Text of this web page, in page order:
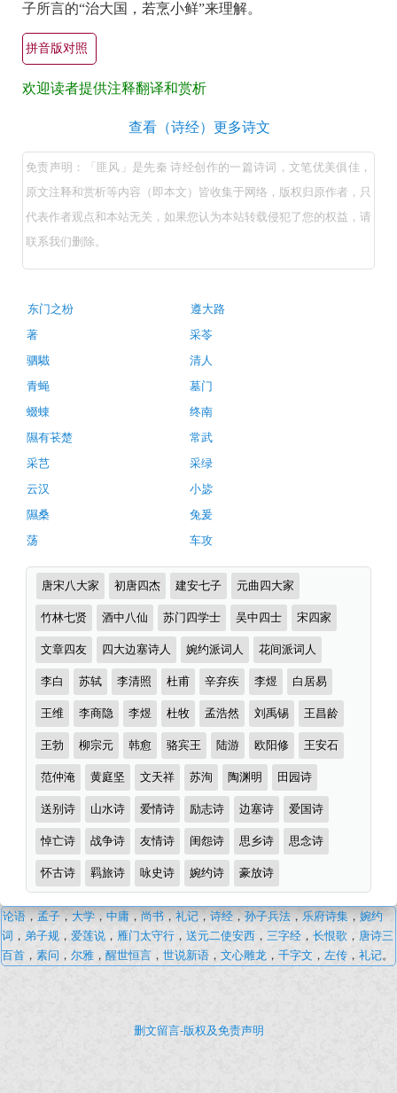
子所言的“治大国，若烹小鲜”来理解。
拼音版对照
欢迎读者提供注释翻译和赏析
风
（先
秦
诗
经）
文
注
（完）-
古
诗
词
查看（诗经）更多诗文
免责声明：「匪风」是先秦 诗经创作的一篇诗词，文笔优美俱佳，
原文注释和赏析等内容（即本文）皆收集于网络，版权归原作者，只
代表作者观点和本站无关，如果您认为本站转载侵犯了您的权益，请
联系我们删除。
古
词
荐
东门之枌
遵大路
著
采苓
驷驖
清人
青蝇
墓门
蝃蝀
终南
隰有苌楚
常武
采芑
采绿
云汉
小毖
隰桑
兔爰
荡
车攻
诗
词
分
类
唐宋八大家 初唐四杰 建安七子 元曲四大家
竹林七贤 酒中八仙 苏门四学士 吴中四士 宋四家
文章四友 四大边塞诗人 婉约派词人 花间派词人
李白 苏轼 李清照 杜甫 辛弃疾 李煜 白居易
王维 李商隐 李煜 杜牧 孟浩然 刘禹锡 王昌龄
王勃 柳宗元 韩愈 骆宾王 陆游 欧阳修 王安石
范仲淹 黄庭坚 文天祥 苏洵 陶渊明 田园诗
送别诗 山水诗 爱情诗 励志诗 边塞诗 爱国诗
悼亡诗 战争诗 友情诗 闺怨诗 思乡诗 思念诗
怀古诗 羁旅诗 咏史诗 婉约诗 豪放诗
匪
风
·
论语，孟子，大学 ，中庸 ， 尚书 ，礼记，诗经 ，孙子兵法 ，乐府诗集，婉约
词 ， 弟子规 ，爱莲说 ， 雁门太守行 ，送元二使安西 ，三字经 ，长恨歌 ， 唐诗三
百首 ，素问 ，尔雅 ，醒世恒言 ，世说新语 ，文心雕龙 ，千字文 ，左传 ，礼记。
删文留言-版权及免责声明